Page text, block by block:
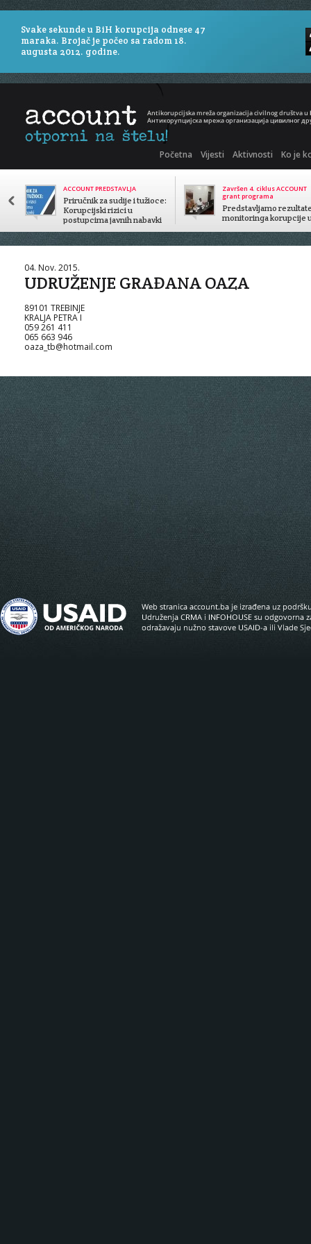
Svake sekunde u BiH korupcija odnese 47
maraka. Brojač je počeo sa radom 18.
augusta 2012. godine.
Početna Vijesti Aktivnosti Ko je
ACCOUNT PREDSTAVLJA
Priručnik za sudije i tužioce:
Korupcijski rizici u
postupcima javnih nabavki
Završen 4. ciklus ACCOUNT
grant programa
Predstavljamo
monitoringa korupcije
04. Nov. 2015.
UDRUŽENJE GRAĐANA OAZA
89101 TREBINJE
KRALJA PETRA I
059 261 411
065 663 946
oaza_tb@hotmail.com